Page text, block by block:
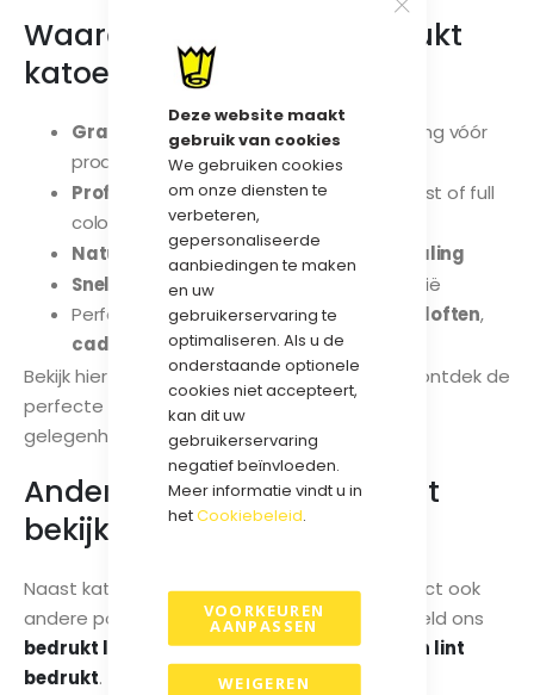
Deze website maakt
gebruik van cookies
We gebruiken cookies
om onze diensten te
verbeteren,
gepersonaliseerde
aanbiedingen te maken
en uw
gebruikerservaring te
optimaliseren. Als u de
onderstaande optionele
cookies niet accepteert,
kan dit uw
gebruikerservaring
negatief beïnvloeden.
Meer informatie vindt u in
hetCookiebeleid.
VOORKEUREN
AANPASSEN
WEIGEREN
Waarom kiezen voor bedrukt
katoenlint?
Gratis digitale proefdrukter goedkeuring vóór
productie
Professionele bedrukkingmet logo, tekst of full
colour ontwerp
Natuurlijke en milieuvriendelijke uitstraling
Snelle leveringin heel Nederland en België
Perfect voorbedrijfsverpakkingen bruiloften,
cadeaus
enretail
Bekijk hier onze
katoenlint kleurenkaart
en ontdek de
perfecte match voor uw merk, verpakking of
gelegenheid.
Andere soorten bedrukt lint
bekijken?
Naast katoenlint vindt u bij Cadeaulinten Direct ook
andere populaire lintsoorten. Bekijk bijvoorbeeld ons
bedrukt lint
satijnlint bedruktofgrosgrain lint
bedrukt.